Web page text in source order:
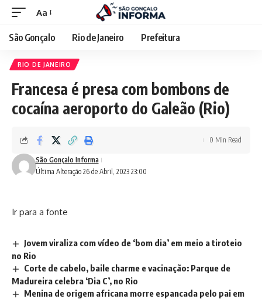
Aa
São Gonçalo Rio de Janeiro Prefeitura
RIO DE JANEIRO
Francesa é presa com bombons de
cocaína aeroporto do Galeão (Rio)
Última Alteração 26 de Abril, 2023 23:00
São Gonçalo Informa
0 Min Read
Ir para a fonte
Jovem viraliza com vídeo de ‘bom dia’ em meio a tiroteio
no Rio
Corte de cabelo, baile charme e vacinação: Parque de
Madureira celebra ‘Dia C’, no Rio
Menina de origem africana morre espancada pelo pai em